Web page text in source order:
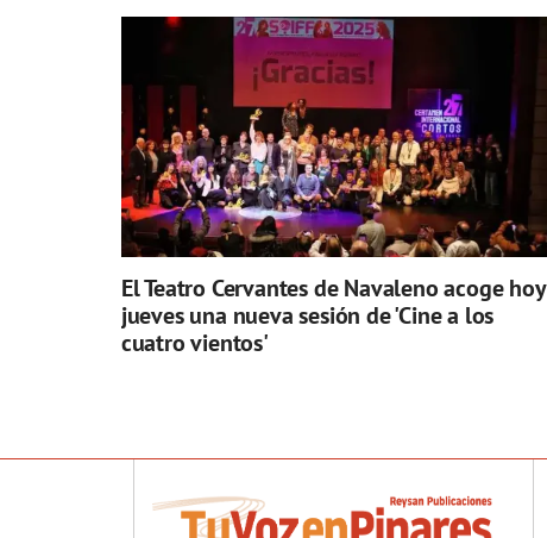
El Teatro Cervantes de Navaleno acoge hoy
jueves una nueva sesión de 'Cine a los
cuatro vientos'